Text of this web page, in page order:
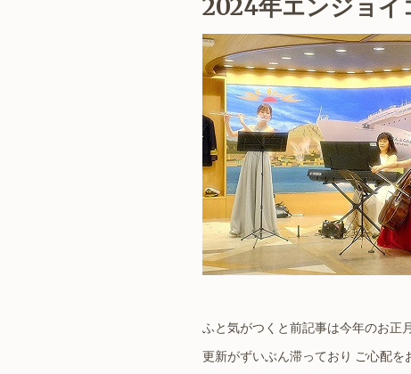
2024年エンジョイ
ふと気がつくと前記事は今年のお正
更新がずいぶん滞っており ご心配を